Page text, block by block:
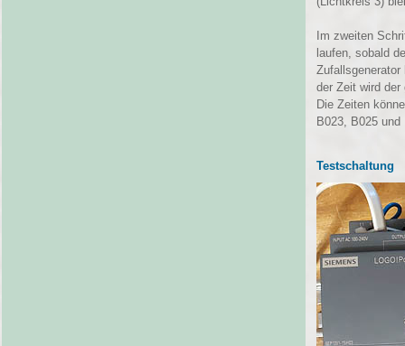
Im zweiten
laufen, sobald
der Zeit wird der
Die Zeiten
B023, B025
Testschaltung